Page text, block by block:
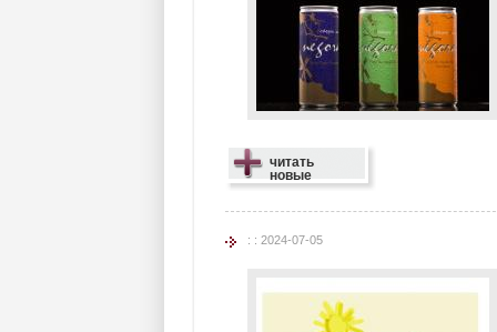
читать
новые
: : 2024-07-05